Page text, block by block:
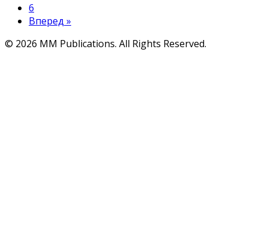
6
Вперед »
© 2026 MM Publications. All Rights Reserved.